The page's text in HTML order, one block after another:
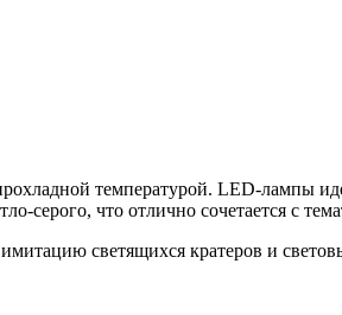
температурой. LED-лампы
серого, что отлично сочетается с
светящихся кратеров и